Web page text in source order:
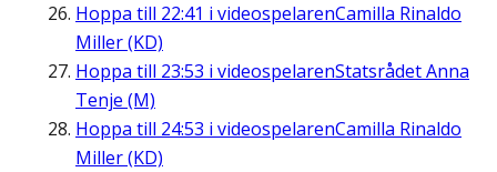
Hoppa till 22:41 i videospelarenCamilla Rinaldo
Miller (KD)
Hoppa till 23:53 i videospelarenStatsrådet Anna
Tenje (M)
Hoppa till 24:53 i videospelarenCamilla Rinaldo
Miller (KD)